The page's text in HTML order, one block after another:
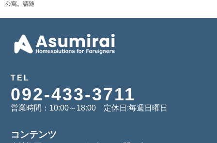
公寓。請随
TEL
092-433-3711
営業時間：10:00～18:00 定休日:毎週日曜日
コンテンツ